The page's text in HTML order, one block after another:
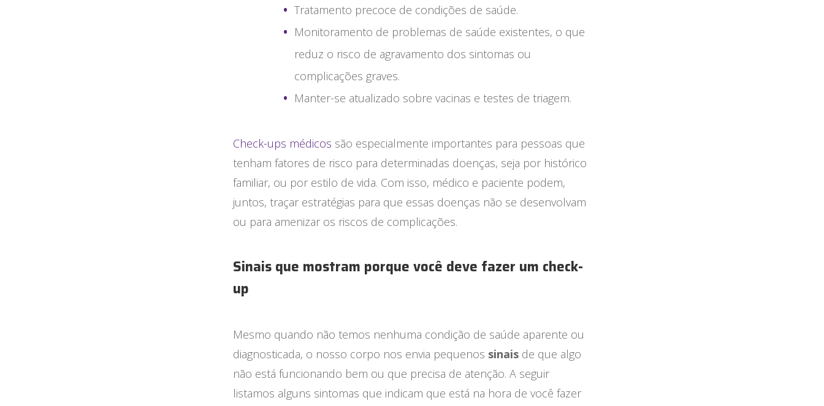
Tratamento precoce de condições de saúde.
Monitoramento de problemas de saúde existentes, o que
reduz o risco de agravamento dos sintomas ou
complicações graves.
Manter-se atualizado sobre vacinas e testes de triagem.
Check-ups médicos são especialmente importantes para pessoas que
tenham fatores de risco para determinadas doenças, seja por histórico
familiar, ou por estilo de vida. Com isso, médico e paciente podem,
juntos, traçar estratégias para que essas doenças não se desenvolvam
ou para amenizar os riscos de complicações.
Sinais que mostram porque você deve fazer um check-
up
Mesmo quando não temos nenhuma condição de saúde aparente ou
diagnosticada, o nosso corpo nos envia pequenos sinais de que algo
não está funcionando bem ou que precisa de atenção. A seguir
listamos alguns sintomas que indicam que está na hora de você fazer